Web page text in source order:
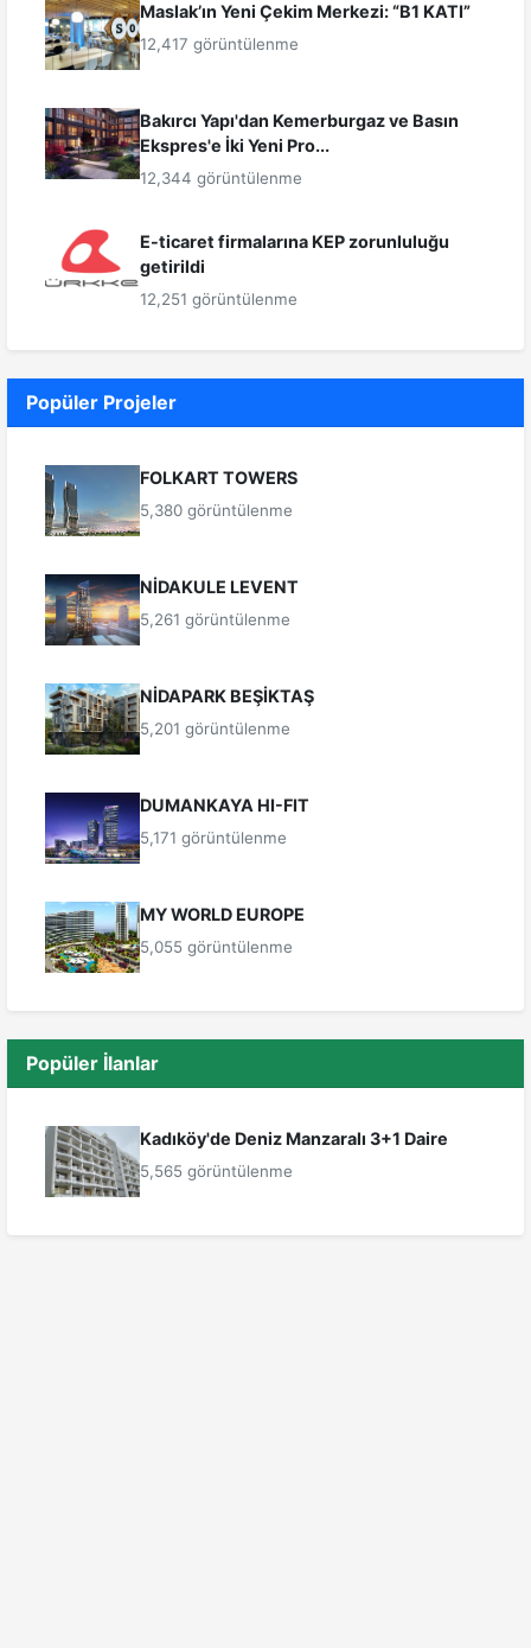
Maslak’ın Yeni Çekim Merkezi: “B1 KATI”
12,417 görüntülenme
Bakırcı Yapı'dan Kemerburgaz ve Basın
Ekspres'e İki Yeni Pro...
12,344 görüntülenme
E-ticaret firmalarına KEP zorunluluğu
getirildi
12,251 görüntülenme
Popüler Projeler
FOLKART TOWERS
5,380 görüntülenme
NİDAKULE LEVENT
5,261 görüntülenme
NİDAPARK BEŞİKTAŞ
5,201 görüntülenme
DUMANKAYA HI-FIT
5,171 görüntülenme
MY WORLD EUROPE
5,055 görüntülenme
Popüler İlanlar
Kadıköy'de Deniz Manzaralı 3+1 Daire
5,565 görüntülenme